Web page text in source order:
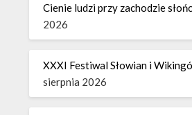
Cienie ludzi przy zachodzie
2026
XXXI Festiwal Słowian i
sierpnia 2026